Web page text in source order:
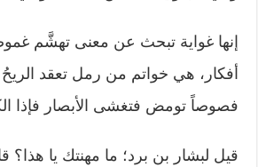
إنها غواية تبحث عن معنى تهشَّم
أفكار، هي خواتم من رمل تعقد
فصوصاً تومض فتغشى الأبصار فإذا
قيل لبشار بن برد؛ ما مهنتك يا هذا؟